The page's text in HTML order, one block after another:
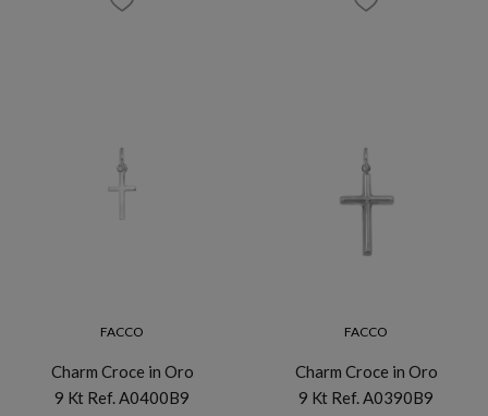
FACCO
Charm Croce in Oro
9 Kt Ref. A0400B9
FACCO
Charm Croce in Oro
9 Kt Ref. A0390B9